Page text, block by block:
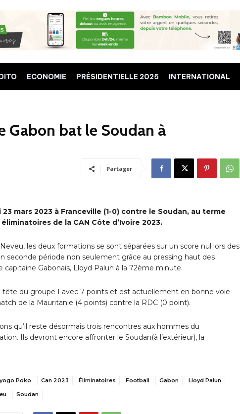
ECONOMIE PRÉSIDENTIELLE 2025 INTERNATIONAL
Gabon bat le Soudan à
Partager
mars 2023 à Franceville (1-0) contre le Soudan, au terme
de la CAN Côte d’Ivoire 2023.
les deux formations se sont séparées sur un score nul lors des
seconde période non seulement grâce au pressing haut des
Gabonais, Lloyd Palun à la 72ème minute.
tête du groupe I avec 7 points et est actuellement en bonne voie
de la Mauritanie (4 points) contre la RDC (0 point).
qu’il reste désormais trois rencontres aux hommes du
Ils devront encore affronter le Soudan(à l’extérieur), la
Poko Can 2023 Éliminatoires Football Gabon
Lloyd Palun
Soudan